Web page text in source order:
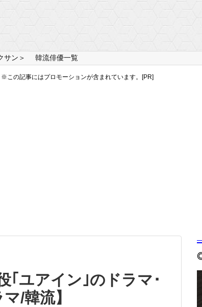
サン＞ 韓流俳優一覧
※この記事にはプロモーションが含まれています。[PR]
｢ユアイン｣のドラマ･
/韓流】